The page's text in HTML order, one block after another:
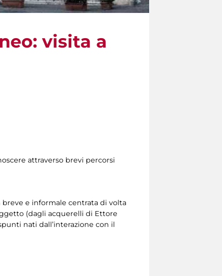
visita a
attraverso brevi percorsi
e informale centrata di volta
(dagli acquerelli di Ettore
nati dall’interazione con il